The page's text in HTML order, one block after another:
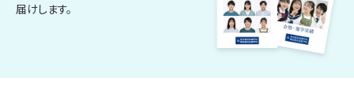
届けします。